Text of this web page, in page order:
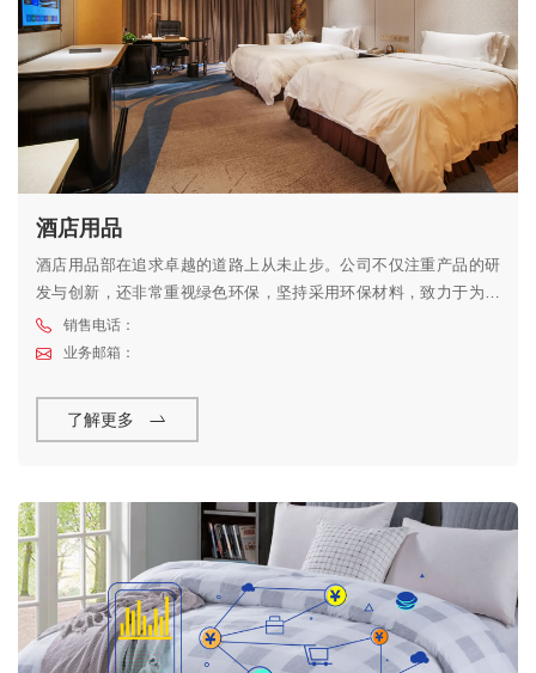
酒店用品
酒店用品部在追求卓越的道路上从未止步。公司不仅注重产品的研
发与创新，还非常重视绿色环保，坚持采用环保材料，致力于为客
户打造健康、舒适的酒店环境。同时，鸿润还提供一站式的服务，
从前期的设计、研发，到后期的生产、销售，每一个环节都严格把
销售电话：
业务邮箱：
了解更多
立即提交